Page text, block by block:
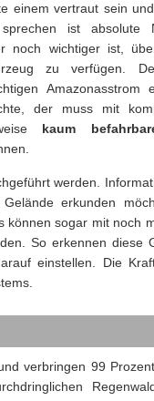
einem vertraut sein
ist absolute
noch wichtiger ist,
zu verfügen.
Amazonasstrom
der muss mit
kaum
werden.
erkunden
können sogar mit noch
So erkennen diese
einstellen. Die
verbringen 99